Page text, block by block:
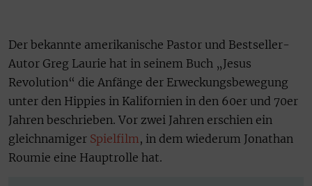
Der bekannte amerikanische Pastor und Bestseller-
Autor Greg Laurie hat in seinem Buch „Jesus
Revolution“ die Anfänge der Erweckungsbewegung
unter den Hippies in Kalifornien in den 60er und 70er
Jahren beschrieben. Vor zwei Jahren erschien ein
gleichnamiger Spielfilm , in dem wiederum Jonathan
Roumie eine Hauptrolle hat.